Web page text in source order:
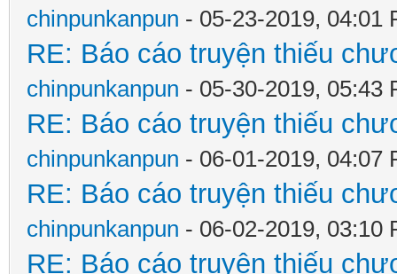
chinpunkanpun - 05-23-2019, 04:01
RE: Báo cáo truyện thiếu
chinpunkanpun - 05-30-2019, 05:43
RE: Báo cáo truyện thiếu
chinpunkanpun - 06-01-2019, 04:07
RE: Báo cáo truyện thiếu
chinpunkanpun - 06-02-2019, 03:10
RE: Báo cáo truyện thiếu